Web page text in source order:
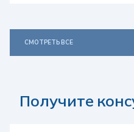
м
а
СМОТРЕТЬ ВСЕ
Получите